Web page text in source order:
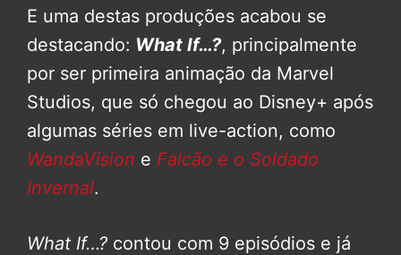
E uma destas produções acabou se
destacando: What If…?, principalmente
por ser primeira animação da Marvel
Studios, que só chegou ao Disney+ após
algumas séries em live-action, como
WandaVision e Falcão e o Soldado
Invernal.
What If…? contou com 9 episódios e já